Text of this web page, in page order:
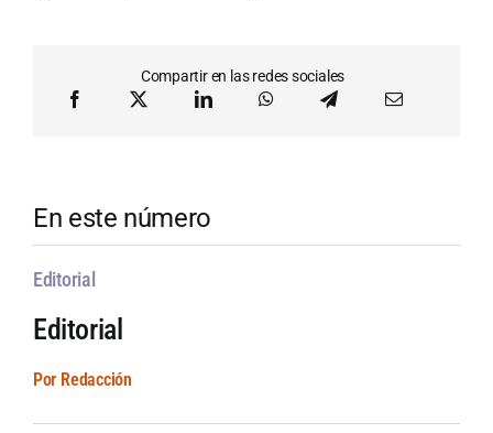
Compartir en las redes sociales
En este número
Editorial
Editorial
Por Redacción